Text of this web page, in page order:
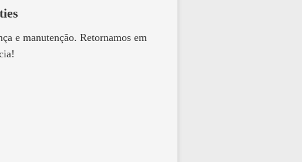
e manutenção. Retornamos em